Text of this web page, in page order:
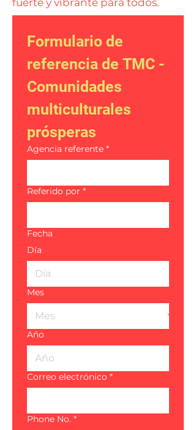
fuerte y vibrante para todos.
Formulario de
referencia de TMC -
Comunidades
multiculturales
prósperas
Agencia referente *
Referido por *
Fecha
Día
Mes
Año
Correo electrónico *
Phone No. *